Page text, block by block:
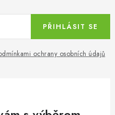
ochrany osobních údajů
PŘIHLÁSIT SE